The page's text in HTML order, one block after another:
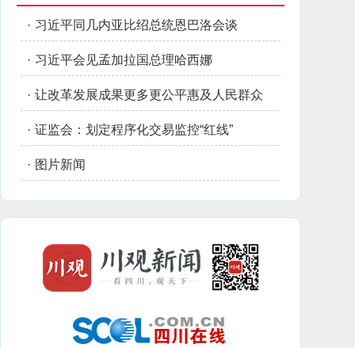
· 习近平同几内亚比绍总统恩巴洛会谈
· 习近平会见孟加拉国总理哈西娜
· 让改革发展成果更多更公平惠及人民群众
· 证监会：划定程序化交易监控“红线”
· 图片新闻